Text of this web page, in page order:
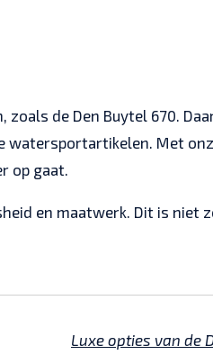
de Den Buytel 670.
watersportartikelen. Met
op gaat.
en maatwerk. Dit is niet
Luxe opties van de